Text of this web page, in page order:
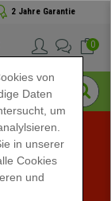
2 Jahre Garantie
0
Exklusive
-
von
Daten
um
in unserer
Cookies
und